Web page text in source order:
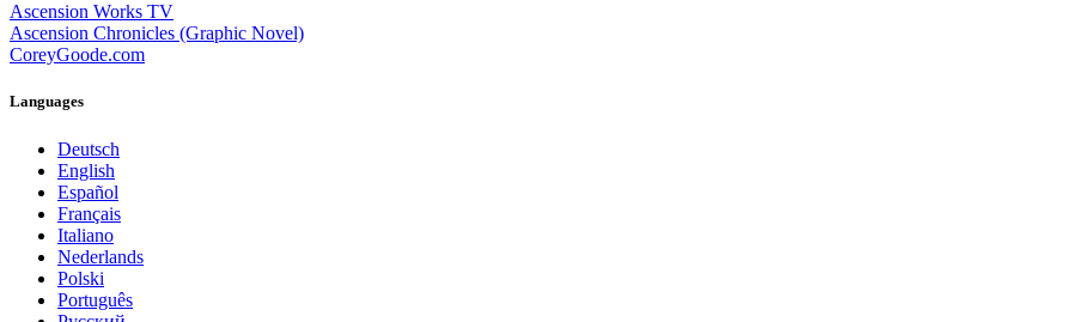
Ascension Works TV
Ascension Chronicles (Graphic Novel)
CoreyGoode.com
Languages
Deutsch
English
Español
Français
Italiano
Nederlands
Polski
Português